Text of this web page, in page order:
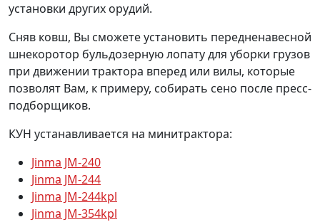
установки других орудий.
Сняв ковш, Вы сможете установить передненавесной
шнекоротор бульдозерную лопату для уборки грузов
при движении трактора вперед или вилы, которые
позволят Вам, к примеру, собирать сено после пресс-
подборщиков.
КУН устанавливается на минитрактора:
Jinma JM-240
Jinma JM-244
Jinma JM-244kpl
Jinma JM-354kpl